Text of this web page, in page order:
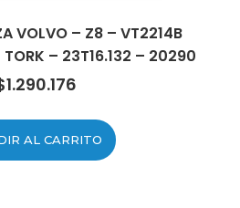
VOLVO – Z8 – VT2214B
– 23T16.132 – 20290
1.290.176
AL CARRITO